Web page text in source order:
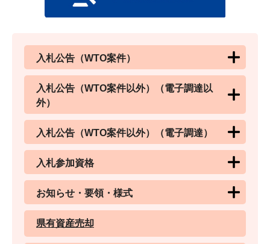
入札公告（WTO案件）
入札公告（WTO案件以外）（電子調達以
外）
入札公告（WTO案件以外）（電子調達）
入札参加資格
お知らせ・要領・様式
県有資産売却